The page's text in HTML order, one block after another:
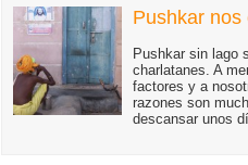
Pushkar nos
Pushkar sin lago
charlatanes. A
factores y a
razones son
descansar unos